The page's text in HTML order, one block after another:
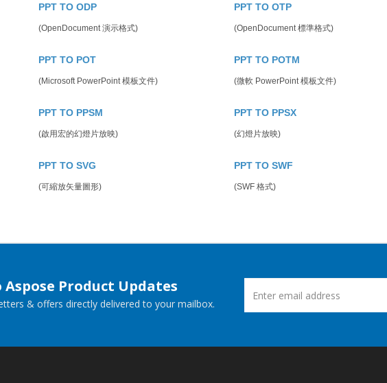
PPT TO ODP
(OpenDocument 演示格式)
PPT TO OTP
(OpenDocument 標準格式)
PPT TO POT
(Microsoft PowerPoint 模板文件)
PPT TO POTM
(微軟 PowerPoint 模板文件)
PPT TO PPSM
(啟用宏的幻燈片放映)
PPT TO PPSX
(幻燈片放映)
PPT TO SVG
(可縮放矢量圖形)
PPT TO SWF
(SWF 格式)
Aspose Product Updates
& offers directly delivered to your mailbox.